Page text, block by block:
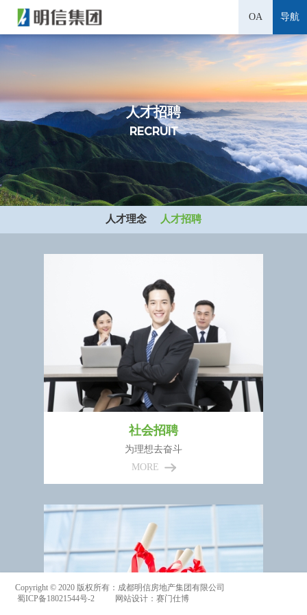
OA 导航
人才招聘
RECRUIT
人才理念 人才招聘
社会招聘
为理想去奋斗
MORE 
Copyright © 2020 版权所有：成都明信房地产集团有限公司
蜀ICP备18021544号-2
网站设计：赛门仕博